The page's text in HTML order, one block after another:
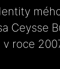
Ceysse
roce